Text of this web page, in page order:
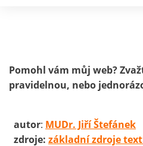
Pomohl vám můj web?
pravidelnou, nebo
autor: MUDr. Jiří Štefánek
zdroje: základní zdroje